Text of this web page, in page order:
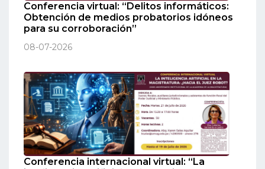
Conferencia virtual: “Delitos informáticos:
Obtención de medios probatorios idóneos
para su corroboración”
08-07-2026
Conferencia internacional virtual: “La